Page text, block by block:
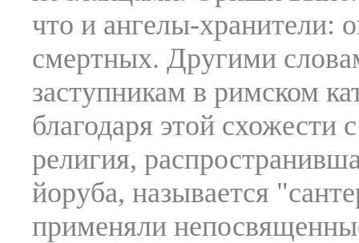
что и ангелы-хранители:
смертных. Другими
заступникам в римском
благодаря этой схожести
религия,
йоруба, называется
применяли